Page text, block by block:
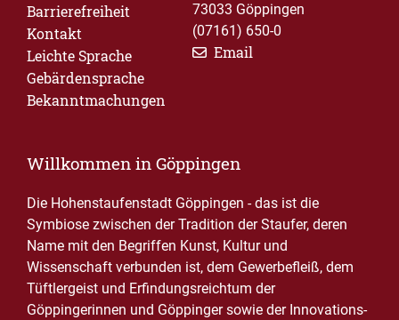
Barrierefreiheit
Kontakt
Leichte Sprache
Gebärdensprache
Bekanntmachungen
73033 Göppingen
(07161) 650-0
Email
Willkommen in Göppingen
Die Hohenstaufenstadt Göppingen - das ist die
Symbiose zwischen der Tradition der Staufer, deren
Name mit den Begriffen Kunst, Kultur und
Wissenschaft verbunden ist, dem Gewerbefleiß, dem
Tüftlergeist und Erfindungsreichtum der
Göppingerinnen und Göppinger sowie der Innovations-